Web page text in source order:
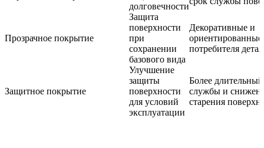
долговечности
Прозрачное покрытие
Защита
поверхности
при
сохранении
базового вида
Декоративные и
ориентированные
потребителя
Защитное покрытие
Улучшение
защиты
поверхности
для условий
эксплуатации
Более
службы и
старения